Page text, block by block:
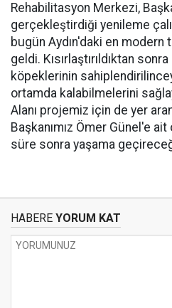
Rehabilitasyon Merkezi,
gerçekleştirdiği yenileme
bugün Aydın'daki en
geldi. Kısırlaştırıldıktan
köpeklerinin
ortamda kalabilmelerini
Alanı projemiz için de yer
Başkanımız Ömer Günel'e
süre sonra yaşama
HABERE YORUM KAT